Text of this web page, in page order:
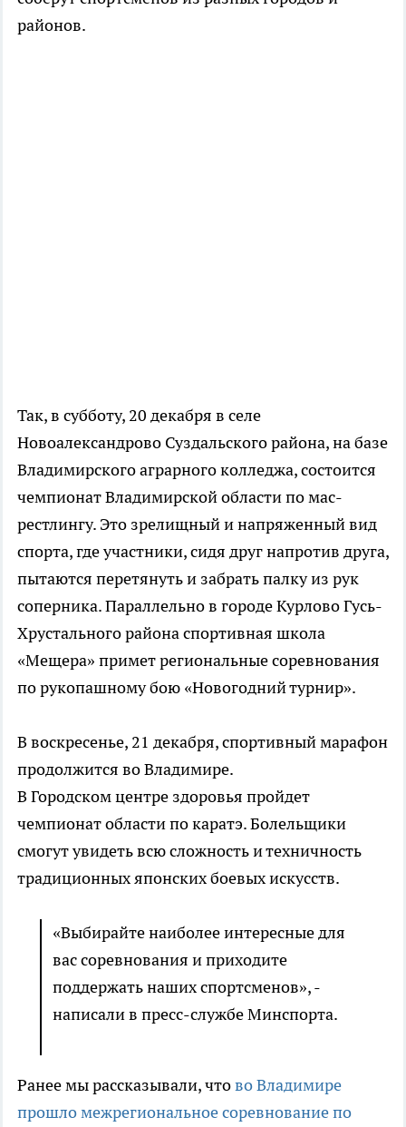
районов.
Так, в субботу, 20 декабря в селе
Новоалександрово Суздальского района, на базе
Владимирского аграрного колледжа, состоится
чемпионат Владимирской области по мас-
рестлингу. Это зрелищный и напряженный вид
спорта, где участники, сидя друг напротив друга,
пытаются перетянуть и забрать палку из рук
соперника. Параллельно в городе Курлово Гусь-
Хрустального района спортивная школа
«Мещера» примет региональные соревнования
по рукопашному бою «Новогодний турнир».
В воскресенье, 21 декабря, спортивный марафон
продолжится во Владимире.
В Городском центре здоровья пройдет
чемпионат области по каратэ. Болельщики
смогут увидеть всю сложность и техничность
традиционных японских боевых искусств.
«Выбирайте наиболее интересные для
вас соревнования и приходите
поддержать наших спортсменов», -
написали в пресс-службе Минспорта.
Ранее мы рассказывали, чтово Владимире
прошло межрегиональное соревнование по